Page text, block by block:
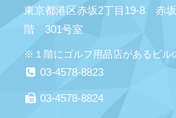
東京都港区赤坂2丁目19-8 赤
階 301号室
※１階にゴルフ用品店があるビル
03-4578-8823
03-4578-8824